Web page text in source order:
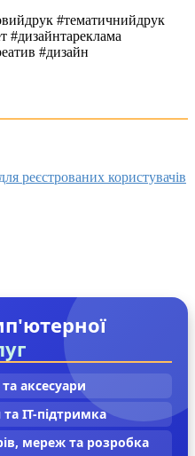
#тематичнийдрук
#дизайнтареклама
#дизайн
реєстрованих користувачів
аксесуари
IT-підтримка
мереж та розробка